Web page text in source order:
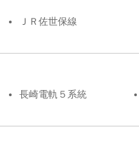
ＪＲ佐世保線
長崎電軌５系統